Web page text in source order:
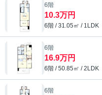
6階
10.3万円
6階 / 31.05㎡ / 1LDK
6階
16.9万円
6階 / 50.85㎡ / 2LDK
6階